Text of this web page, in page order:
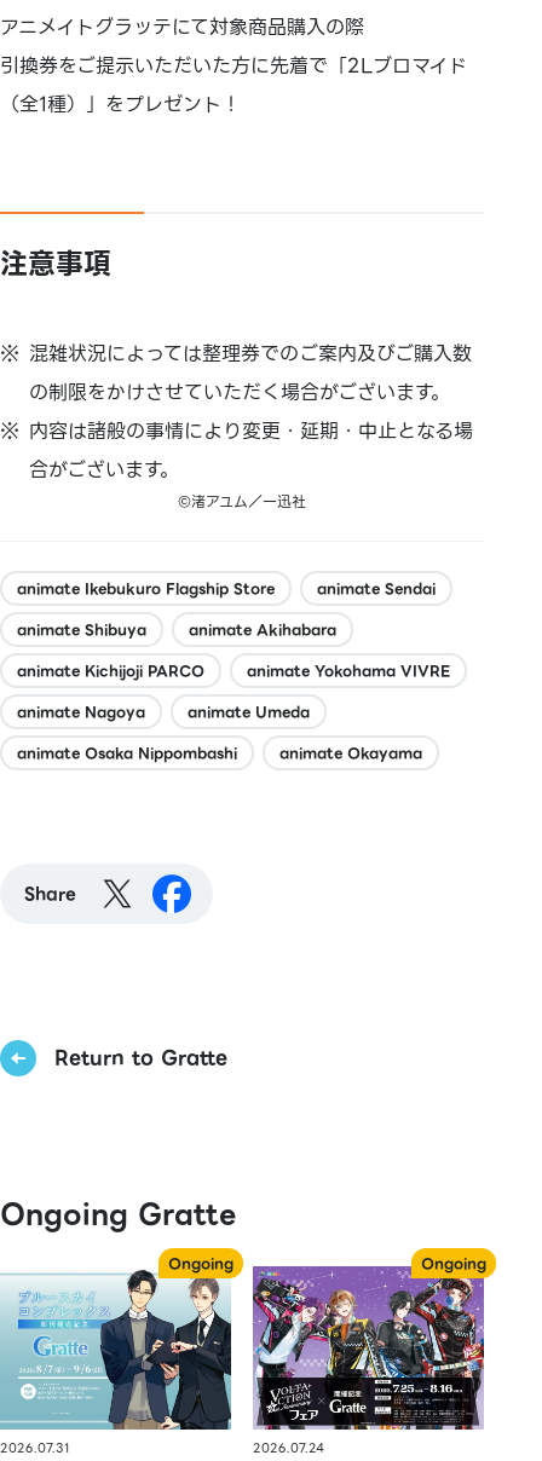
アニメイトグラッテにて対象商品購入の際
引換券をご提示いただいた方に先着で「2Lブロマイド
（全1種）」をプレゼント！
注意事項
混雑状況によっては整理券でのご案内及びご購入数
の制限をかけさせていただく場合がございます。
内容は諸般の事情により変更・延期・中止となる場
合がございます。
©渚アユム／一迅社
animate Ikebukuro Flagship Store
animate Sendai
animate Shibuya
animate Akihabara
animate Kichijoji PARCO
animate Yokohama VIVRE
animate Nagoya
animate Umeda
animate Osaka Nippombashi
animate Okayama
Share
Return to Gratte
Ongoing Gratte
2026.07.31 2026.07.24